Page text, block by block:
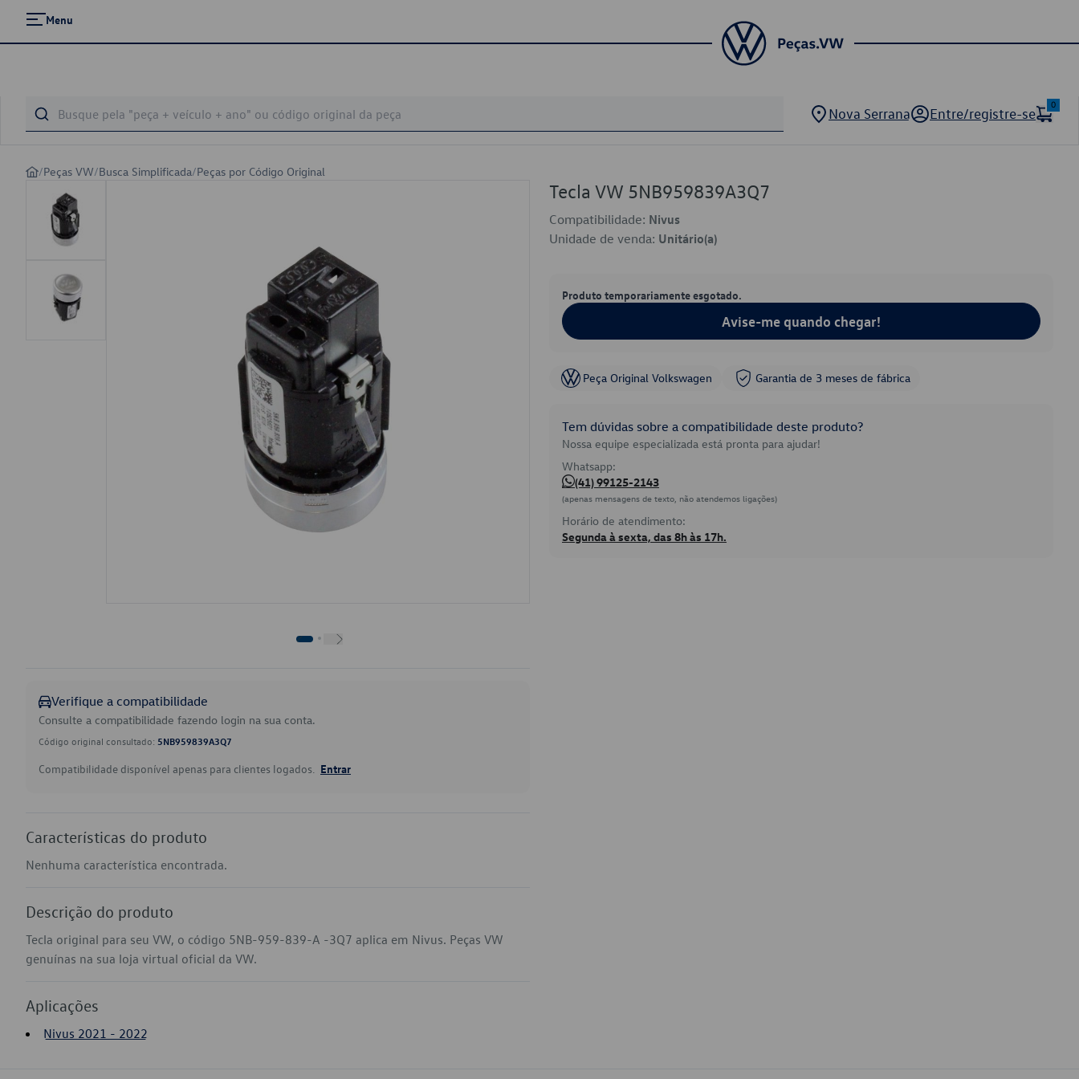
Menu
Nova Serrana Entre/registre-se
0
/Peças VW/Busca Simplificada/Peças por Código Original
Verifique a compatibilidade
Consulte a compatibilidade fazendo login na sua conta.
Código original consultado: 5NB959839A3Q7
Compatibilidade disponível apenas para clientes logados. Entrar
Características do produto
Nenhuma característica encontrada.
Descrição do produto
Tecla original para seu VW, o código 5NB-959-839-A -3Q7 aplica em Nivus. Peças VW
genuínas na sua loja virtual oficial da VW.
Aplicações
Nivus 2021 - 2022
Tecla VW 5NB959839A3Q7
Compatibilidade: Nivus
Unidade de venda: Unitário(a)
Produto temporariamente esgotado.
Avise-me quando chegar!
Peça Original Volkswagen Garantia de 3 meses de fábrica
Tem dúvidas sobre a compatibilidade deste produto?
Nossa equipe especializada está pronta para ajudar!
Whatsapp:
(41) 99125-2143
(apenas mensagens de texto, não atendemos ligações)
Horário de atendimento:
Segunda à sexta, das 8h às 17h.